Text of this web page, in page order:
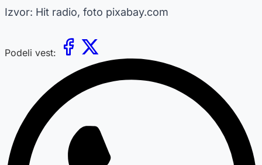
Izvor: Hit radio, foto pixabay.com
Podeli vest: